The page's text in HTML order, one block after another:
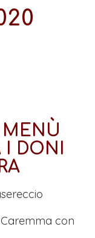
I DONI
Caremma con